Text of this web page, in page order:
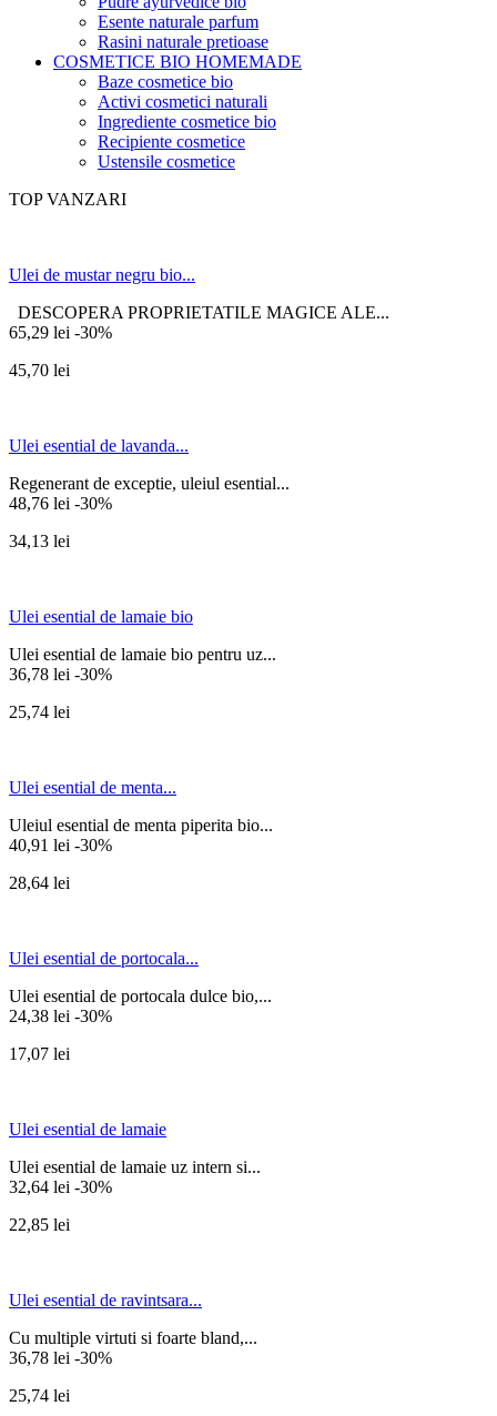
Esente naturale parfum
Rasini naturale pretioase
COSMETICE BIO HOMEMADE
Baze cosmetice bio
Activi cosmetici naturali
Ingrediente cosmetice bio
Recipiente cosmetice
Ustensile cosmetice
TOP VANZARI
Ulei de mustar negru bio...
DESCOPERA PROPRIETATILE MAGICE ALE...
65,29 lei -30%
45,70 lei
Ulei esential de lavanda...
Regenerant de exceptie, uleiul esential...
48,76 lei -30%
34,13 lei
Ulei esential de lamaie bio
Ulei esential de lamaie bio pentru uz...
36,78 lei -30%
25,74 lei
Ulei esential de menta...
Uleiul esential de menta piperita bio...
40,91 lei -30%
28,64 lei
Ulei esential de portocala...
Ulei esential de portocala dulce bio,...
24,38 lei -30%
17,07 lei
Ulei esential de lamaie
Ulei esential de lamaie uz intern si...
32,64 lei -30%
22,85 lei
Ulei esential de ravintsara...
Cu multiple virtuti si foarte bland,...
36,78 lei -30%
25,74 lei